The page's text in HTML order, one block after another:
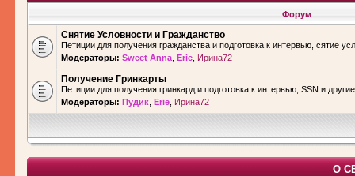
Форум
Снятие Условности и Гражданство
Петиции для получения гражданства и подготовка к интервью, сятие
Модераторы: Sweet Anna Erie Ирина72
Получение Гринкарты
Петиции для получения гринкард и подготовка к интервью, SSN и
Модераторы: Пудик Erie Ирина72
О